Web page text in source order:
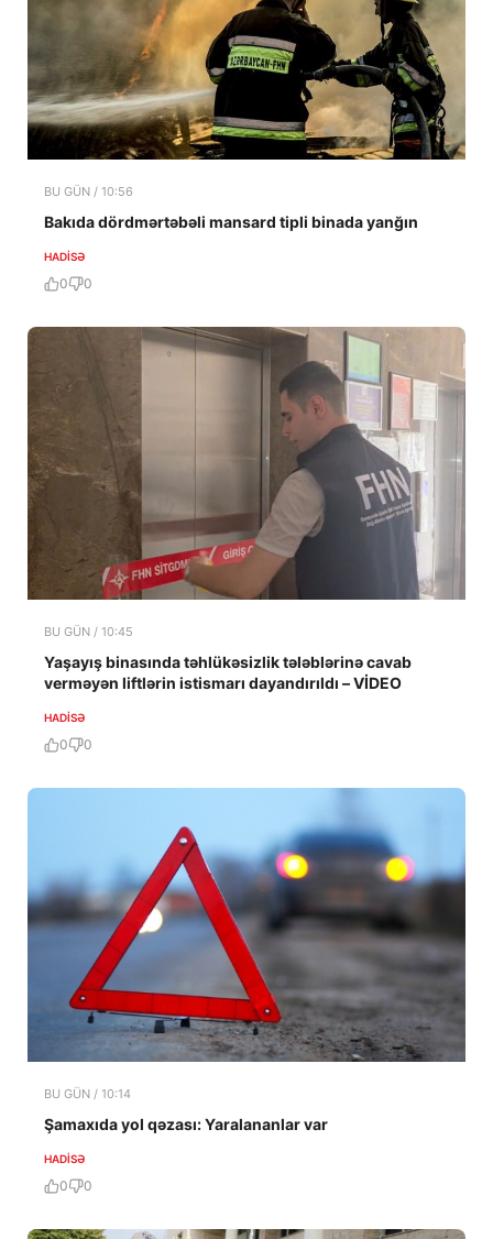
BU GÜN / 10:56
Bakıda dördmərtəbəli mansard tipli binada yanğın
HADISƏ
0 0
BU GÜN / 10:45
Yaşayış binasında təhlükəsizlik tələblərinə cavab
verməyən liftlərin istismarı dayandırıldı – VİDEO
HADISƏ
0 0
BU GÜN / 10:14
Şamaxıda yol qəzası: Yaralananlar var
HADISƏ
0 0